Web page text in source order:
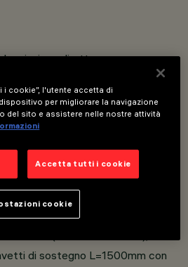
emissione diretta e
estruso anodizzato, schermo
per emissione luce generale o
elettronica e DALI.
contemporanea di
di sostegno L=1500mm con
i cookie”, l'utente accetta di
per migliorare la navigazione
del sito e assistere nelle nostre attività
Accetta tutti i cookie
cookie